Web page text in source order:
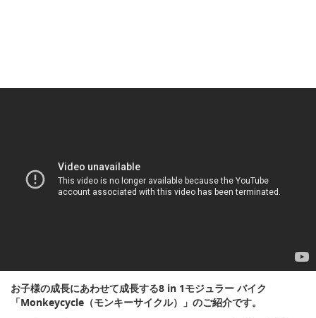
お子様の成長にあわせて成長する8 in 1モジュラー バイク
「Monkeycycle（モンキーサイクル）」のご紹介です。